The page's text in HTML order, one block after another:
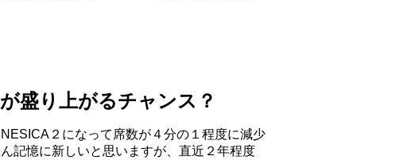
盛り上がるチャンス？
２になって席数が４分の１程度に減少
記憶に新しいと思いますが、直近２年程度